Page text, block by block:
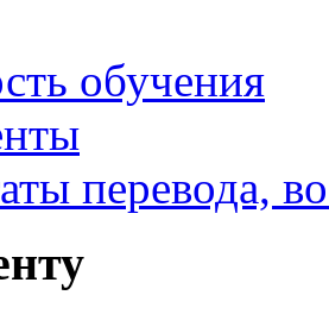
обучения
перевода,